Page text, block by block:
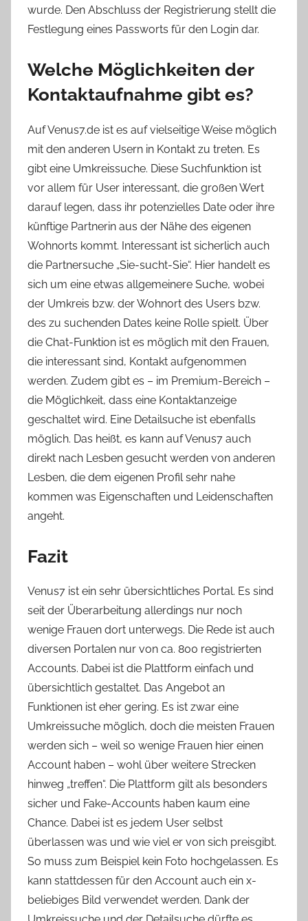
wurde. Den Abschluss der Registrierung stellt die
Festlegung eines Passworts für den Login dar.
Welche Möglichkeiten der
Kontaktaufnahme gibt es?
Auf Venus7.de ist es auf vielseitige Weise möglich
mit den anderen Usern in Kontakt zu treten. Es
gibt eine Umkreissuche. Diese Suchfunktion ist
vor allem für User interessant, die großen Wert
darauf legen, dass ihr potenzielles Date oder ihre
künftige Partnerin aus der Nähe des eigenen
Wohnorts kommt. Interessant ist sicherlich auch
die Partnersuche „Sie-sucht-Sie“. Hier handelt es
sich um eine etwas allgemeinere Suche, wobei
der Umkreis bzw. der Wohnort des Users bzw.
des zu suchenden Dates keine Rolle spielt. Über
die Chat-Funktion ist es möglich mit den Frauen,
die interessant sind, Kontakt aufgenommen
werden. Zudem gibt es – im Premium-Bereich –
die Möglichkeit, dass eine Kontaktanzeige
geschaltet wird. Eine Detailsuche ist ebenfalls
möglich. Das heißt, es kann auf Venus7 auch
direkt nach Lesben gesucht werden von anderen
Lesben, die dem eigenen Profil sehr nahe
kommen was Eigenschaften und Leidenschaften
angeht.
Fazit
Venus7 ist ein sehr übersichtliches Portal. Es sind
seit der Überarbeitung allerdings nur noch
wenige Frauen dort unterwegs. Die Rede ist auch
diversen Portalen nur von ca. 800 registrierten
Accounts. Dabei ist die Plattform einfach und
übersichtlich gestaltet. Das Angebot an
Funktionen ist eher gering. Es ist zwar eine
Umkreissuche möglich, doch die meisten Frauen
werden sich – weil so wenige Frauen hier einen
Account haben – wohl über weitere Strecken
hinweg „treffen“. Die Plattform gilt als besonders
sicher und Fake-Accounts haben kaum eine
Chance. Dabei ist es jedem User selbst
überlassen was und wie viel er von sich preisgibt.
So muss zum Beispiel kein Foto hochgelassen. Es
kann stattdessen für den Account auch ein x-
beliebiges Bild verwendet werden. Dank der